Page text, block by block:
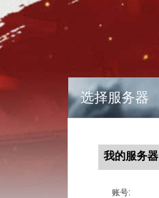
选择服务器
我的服务器
账号: